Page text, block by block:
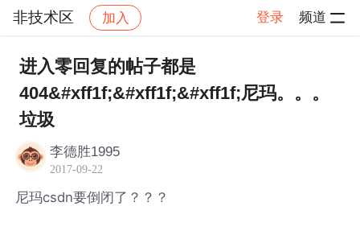
非技术区 加入 登录 频道
社区 非技术区 帖子详情
进入零回复的帖子都是
404&#xff1f;&#xff1f;&#xff1f;尼玛。。。
垃圾
李德胜1995
2017-09-22
尼玛csdn要倒闭了？？？